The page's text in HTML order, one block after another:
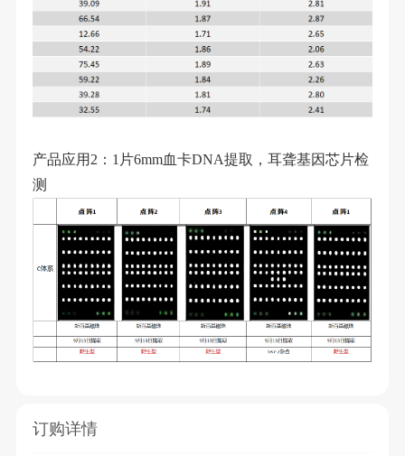
产品应用2：1片6mm血卡DNA提取，耳聋基因芯片检
测
订购详情